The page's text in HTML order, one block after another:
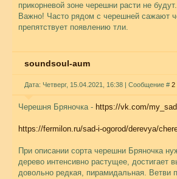
прикорневой зоне черешни расти не будут.
Важно! Часто рядом с черешней сажают
препятствует появлению тли.
soundsoul-aum
Дата: Четверг, 15.04.2021, 16:38 | Сообщение # 2
Черешня Бряночка - https://vk.com/
https://fermilon.ru/sad-i-ogorod/derevya/
При описании сорта черешни Бряночка
дерево интенсивно растущее, достигает
довольно редкая, пирамидальная. Ветви